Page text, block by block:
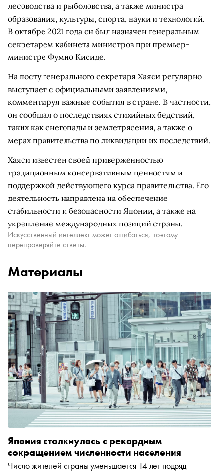
лесоводства и рыболовства, а также министра
образования, культуры, спорта, науки и технологий.
В октябре 2021 года он был назначен генеральным
секретарем кабинета министров при премьер-
министре Фумио Кисиде.
На посту генерального секретаря Хаяси регулярно
выступает с официальными заявлениями,
комментируя важные события в стране. В частности,
он сообщал о последствиях стихийных бедствий,
таких как снегопады и землетрясения, а также о
мерах правительства по ликвидации их последствий.
Хаяси известен своей приверженностью
традиционным консервативным ценностям и
поддержкой действующего курса правительства. Его
деятельность направлена на обеспечение
стабильности и безопасности Японии, а также на
укрепление международных позиций страны.
Искусственный интеллект может ошибаться, поэтому
перепроверяйте ответы.
Материалы
Япония столкнулась с рекордным
сокращением численности населения
Число жителей страны уменьшается 14 лет подряд